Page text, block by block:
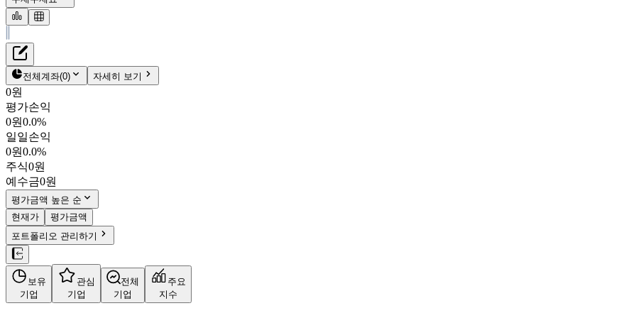
서울평가정보
1,573원
036120
KOSDAQ
시가총액
PBR1.91
PER9.11
fPER -
배당수익률5.09%
자사주비율4.00%
결산월12월
사업정보
더보기
재무정보
펀더멘탈
밸류에이션
주주환원
컨센서스
주식정보
전체계좌(0) 자세히 보기
0원
평가손익
0원0.0%
일일손익
0원0.0%
주식0원
예수금0원
평가금액 높은 순
현재가
평가금액
포트폴리오 관리하기
보유
기업
관심
기업
전체
기업
주요
지수